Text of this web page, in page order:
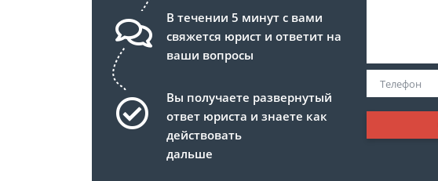
В течении 5 минут с вами
свяжется юрист и ответит на
ваши вопросы
Вы получаете развернутый
ответ юриста и знаете как
действовать
дальше